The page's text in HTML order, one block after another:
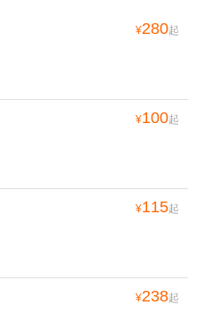
¥280起
¥100起
¥115起
¥238起